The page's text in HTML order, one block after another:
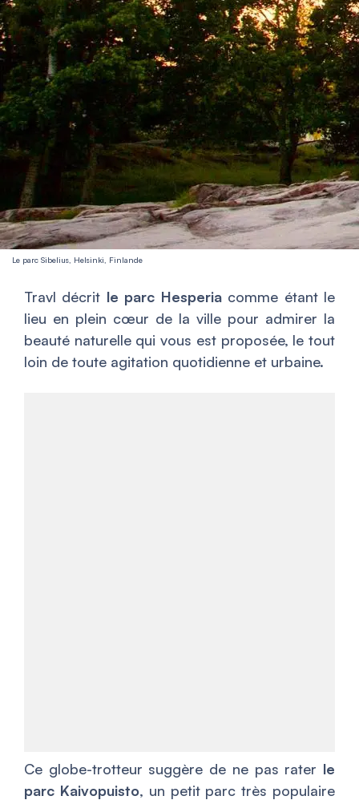
Le parc Sibelius, Helsinki, Finlande
Travl décrit le parc Hesperiacomme étant le
lieu en plein cœur de la ville pour admirer la
beauté naturelle qui vous est proposée, le tout
loin de toute agitation quotidienne et urbaine.
Ce globe-trotteur suggère de ne pas rater le
parc Kaivopuisto, un petit parc très populaire